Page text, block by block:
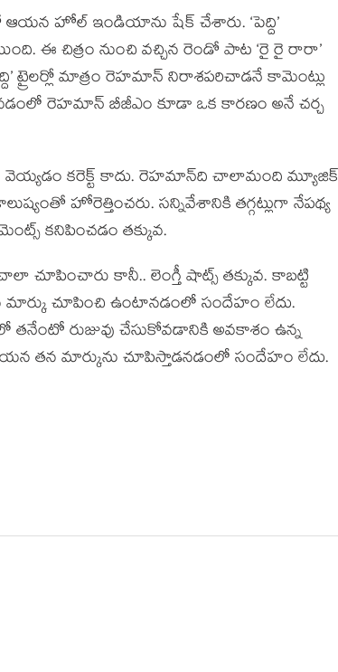
హోల్ ఇండియాను షేక్ చేశారు. ‘పెద్ది’
చిత్రం నుంచి వచ్చిన రెండో పాట ‘రై రై రారా’
ట్రైలర్లో మాత్రం రెహమాన్ నిరాశపరిచాడనే కామెంట్లు
రెహమాన్ బీజీఎం కూడా ఒక కారణం అనే చర్చ
వెయ్యడం కరెక్ట్ కాదు. రెహమాన్‌ది చాలామంది మ్యూజిక్
హోరెత్తించరు. సన్నివేశానికి తగ్గట్లుగా నేపథ్య
కనిపించడం తక్కువ.
చూపించారు కానీ.. లెంగ్తీ షాట్స్ తక్కువ. కాబట్టి
చూపించి ఉంటానడంలో సందేహం లేదు.
రుజువు చేసుకోవడానికి అవకాశం ఉన్న
తన మార్కును చూపిస్తాడనడంలో సందేహం లేదు.